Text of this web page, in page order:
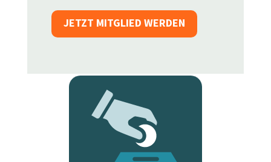
JETZT MITGLIED WERDEN